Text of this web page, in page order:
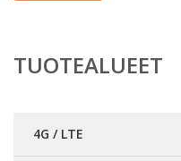
TUOTEALUEET
4G / LTE